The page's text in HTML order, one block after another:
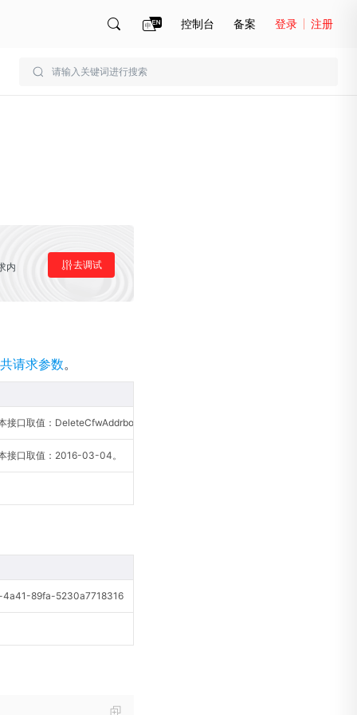
控制台 备案 登录 注册
内 去调试
请求参数。
接口取值：DeleteCfwAddrbook。
接口取值：2016-03-04。
89fa-5230a7718316